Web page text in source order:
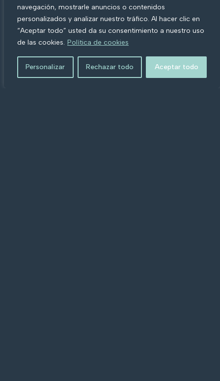
navegación, mostrarle anuncios o contenidos
personalizados y analizar nuestro tráfico. Al hacer clic en
“Aceptar todo” usted da su consentimiento a nuestro uso
de las cookies. Política de cookies
Personalizar Rechazar todo Aceptar todo